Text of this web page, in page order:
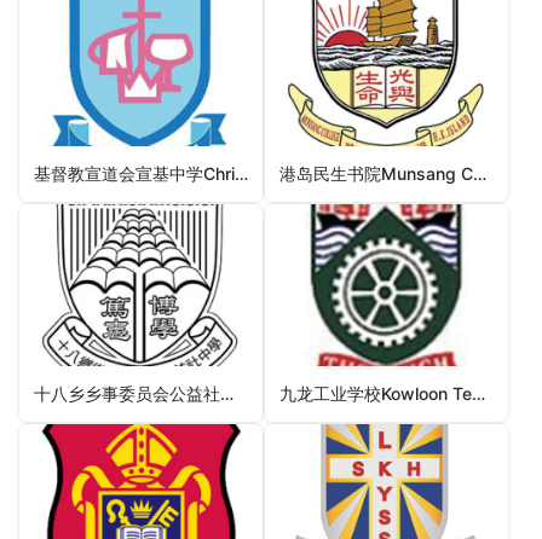
基督教宣道会宣基中学Christian and Missionary Alliance Sun Kei Secondary School（西贡区中学） 港岛民生书院Munsang College (Hong Kong Island)（东区中学）
十八乡乡事委员会公益社中学SPHRC Kung Yik She Secondary School（元朗区中学） 九龙工业学校Kowloon Technical School（深水埗区中学）